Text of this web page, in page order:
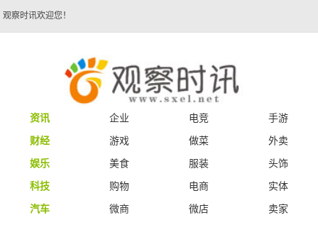
观察时讯欢迎您！
资讯 企业 电竞
手游
财经
游戏 做菜
外卖
娱乐
美食 服装
头饰
科技
购物 电商
实体
汽车
微商 微店
卖家